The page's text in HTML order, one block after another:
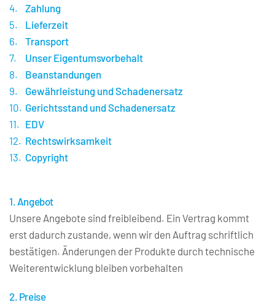
Zahlung
Lieferzeit
Transport
Unser Eigentumsvorbehalt
Beanstandungen
Gewährleistung und Schadenersatz
Gerichtsstand und Schadenersatz
EDV
Rechtswirksamkeit
Copyright
1. Angebot
Unsere Angebote sind freibleibend. Ein Vertrag kommt
erst dadurch zustande, wenn wir den Auftrag schriftlich
bestätigen. Änderungen der Produkte durch technische
Weiterentwicklung bleiben vorbehalten
2. Preise